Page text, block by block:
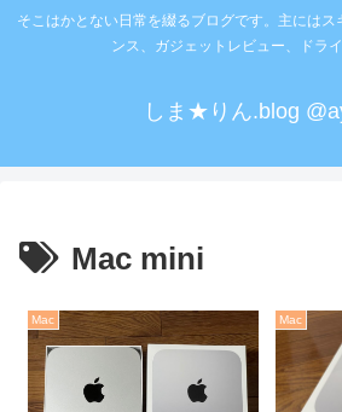
そこはかとない日常を綴るブログです。主には
ンス、ガジェットレビュー、ドライ
しま★りん.blog
Mac mini
Mac Mac